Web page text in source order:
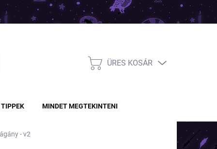
KOSÁR
ÜRES KOSÁR
TIPPEK MINDET MEGTEKINTENI
- v2